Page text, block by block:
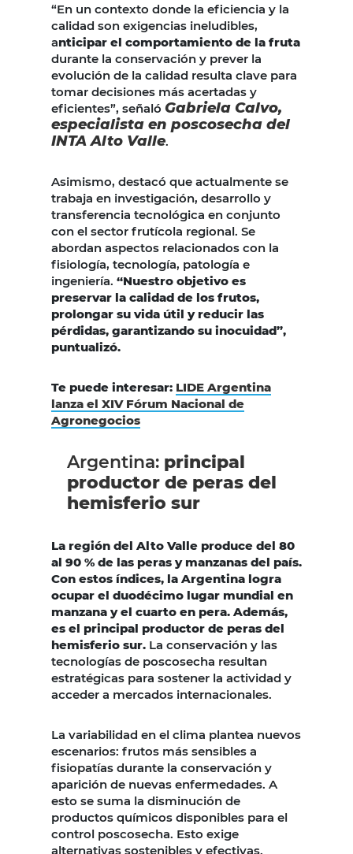
“En un contexto donde la eficiencia y la
calidad son exigencias ineludibles,
anticipar el comportamiento de la fruta
durante la conservación y prever la
evolución de la calidad resulta clave para
tomar decisiones más acertadas y
eficientes”, señaló Gabriela Calvo,
especialista en poscosecha del
INTA Alto Valle.
Asimismo, destacó que actualmente se
trabaja en investigación, desarrollo y
transferencia tecnológica en conjunto
con el sector frutícola regional. Se
abordan aspectos relacionados con la
fisiología, tecnología, patología e
ingeniería. “Nuestro objetivo es
preservar la calidad de los frutos,
prolongar su vida útil y reducir las
pérdidas, garantizando su inocuidad”,
puntualizó.
Te puede interesar: LIDE Argentina
lanza el XIV Fórum Nacional de
Agronegocios
Argentina: principal
productor de peras del
hemisferio sur
La región del Alto Valle produce del 80
al 90 % de las peras y manzanas del país.
Con estos índices, la Argentina logra
ocupar el duodécimo lugar mundial en
manzana y el cuarto en pera. Además,
es el principal productor de peras del
hemisferio sur. La conservación y las
tecnologías de poscosecha resultan
estratégicas para sostener la actividad y
acceder a mercados internacionales.
La variabilidad en el clima plantea nuevos
escenarios: frutos más sensibles a
fisiopatías durante la conservación y
aparición de nuevas enfermedades. A
esto se suma la disminución de
productos químicos disponibles para el
control poscosecha. Esto exige
alternativas sostenibles y efectivas.